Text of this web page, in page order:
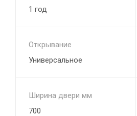
1 год
Открывание
Универсальное
Ширина двери мм
700